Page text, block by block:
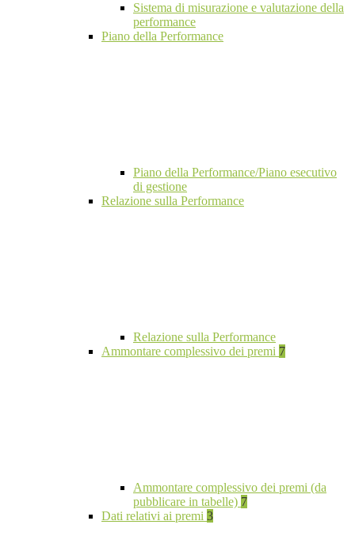
Sistema di misurazione e valutazione della
performance
Piano della Performance
Piano della Performance/Piano esecutivo
di gestione
Relazione sulla Performance
Relazione sulla Performance
Ammontare complessivo dei premi 7
Ammontare complessivo dei premi (da
pubblicare in tabelle) 7
Dati relativi ai premi 3